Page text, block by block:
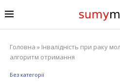
Головна » Інвалідність при раку
алгоритм отримання
Без категорії